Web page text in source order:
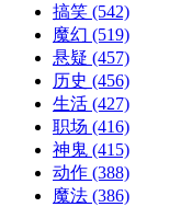
搞笑 (542)
魔幻 (519)
悬疑 (457)
历史 (456)
生活 (427)
职场 (416)
神鬼 (415)
动作 (388)
魔法 (386)